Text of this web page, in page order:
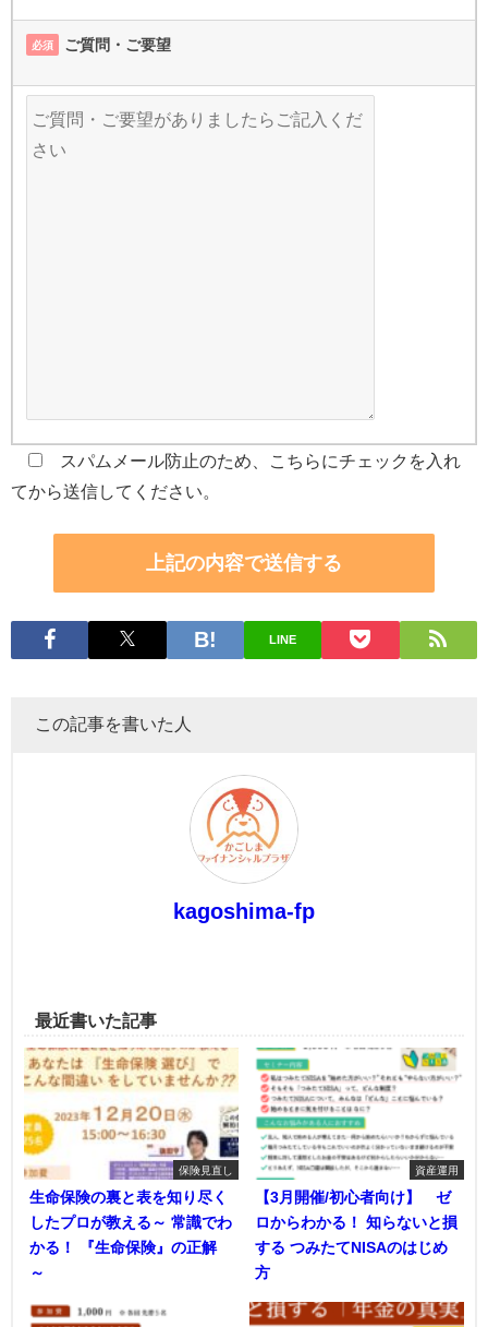
必須 ご質問・ご要望
スパムメール防止のため、こちらにチェックを入れ
てから送信してください。
LINE
この記事を書いた人
kagoshima-fp
最近書いた記事
保険見直し
生命保険の裏と表を知り尽く
したプロが教える～ 常識でわ
かる！ 『生命保険』の正解
～
資産運用
【3月開催/初心者向け】 ゼ
ロからわかる！ 知らないと損
する つみたてNISAのはじめ
方